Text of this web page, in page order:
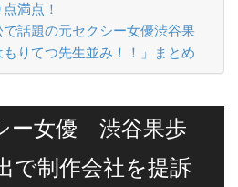
満点！
話題の元セクシー女優渋谷果
りてつ先生並み！！」まとめ
ー女優 渋谷果歩
制作会社を提訴